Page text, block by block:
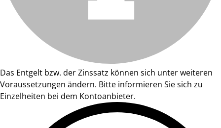
Das Entgelt bzw. der Zinssatz können sich unter weiteren
Voraussetzungen ändern. Bitte informieren Sie sich zu
Einzelheiten bei dem Kontoanbieter.